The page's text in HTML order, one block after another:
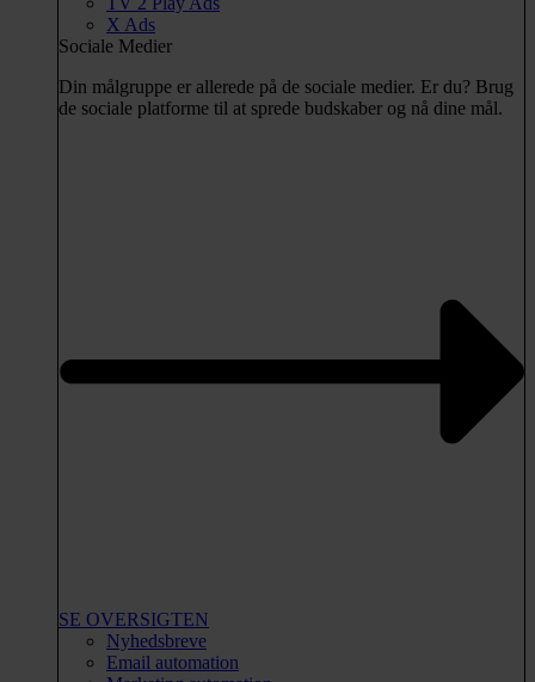
X Ads
Sociale Medier
Din målgruppe er allerede på de sociale medier. Er du? Brug
de sociale platforme til at sprede budskaber og nå dine mål.
SE OVERSIGTEN
Nyhedsbreve
Email automation